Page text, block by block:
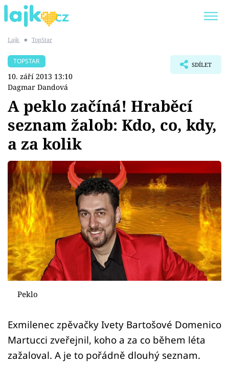
SHOPAHOLICADEL
Témata
Showbyznys
Youtubeři
Virály
Sex a vztahy
Videa
Sledujte prima+
Sledujte nás
Lajk ■ TopStar
TOPSTAR
10. září 2013 13:10
Dagmar Dandová
SDÍLET
A peklo začíná! Hraběcí
seznam žalob: Kdo, co, kdy,
a za kolik
Peklo
Exmilenec zpěvačky Ivety Bartošové Domenico
Martucci zveřejnil, koho a za co během léta
zažaloval. A je to pořádně dlouhý seznam.